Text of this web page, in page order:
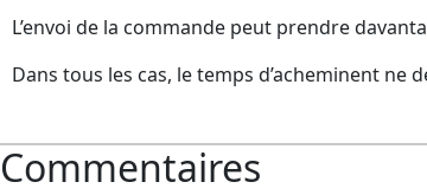
L’envoi de la commande peut prendre
Dans tous les cas, le temps d’acheminent
Commentaires